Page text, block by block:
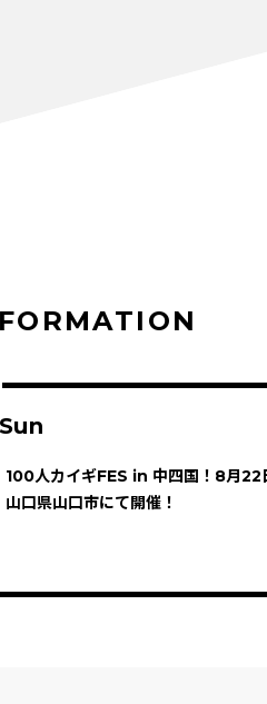
100人カイギFES in 中四国！8月22
山口県山口市にて開催！